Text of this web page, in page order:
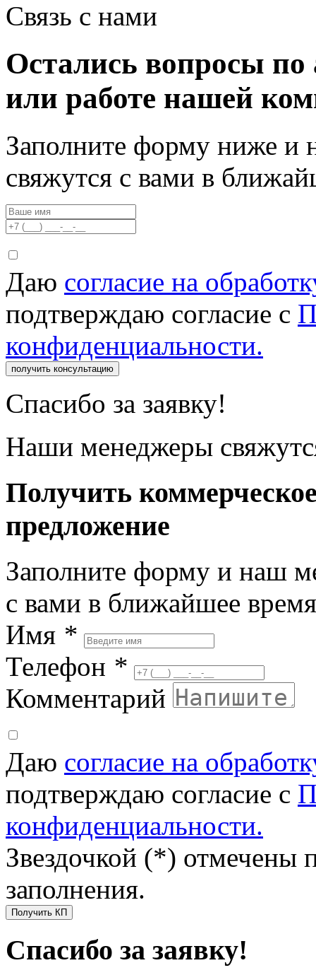
Связь с нами
Остались вопросы по
или работе нашей
Заполните форму ниже и
свяжутся с вами в
Даю согласие на
подтверждаю согласие с
конфиденциальности.
получить консультацию
Спасибо за заявку!
Наши менеджеры
Получить
предложение
Заполните форму и наш
с вами в ближайшее время
Имя *
Телефон *
Комментарий
Даю согласие на
подтверждаю согласие с
конфиденциальности.
Звездочкой (*) отмечены
заполнения.
Получить КП
Спасибо за заявку!